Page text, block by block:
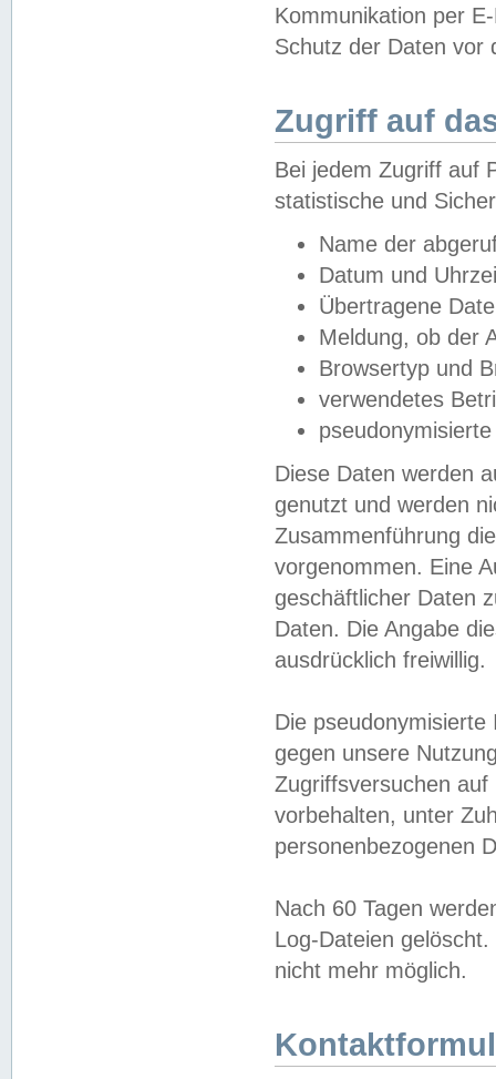
Kommunikation per
Schutz der Daten vor
Zugriff auf
Bei jedem Zugriff auf
statistische und
Name der
Datum und
Übertragene
Meldung, ob der
Browsertyp und
verwendetes
Diese Daten werden
genutzt und werden
Zusammenführung
vorgenommen. Eine
geschäftlicher Daten
Daten. Die Angabe
ausdrücklich freiwillig.
Die
gegen unsere
Zugriffsversuchen
vorbehalten, unter
personenbezogenen
Nach 60 Tagen
Log-Dateien
nicht mehr möglich.